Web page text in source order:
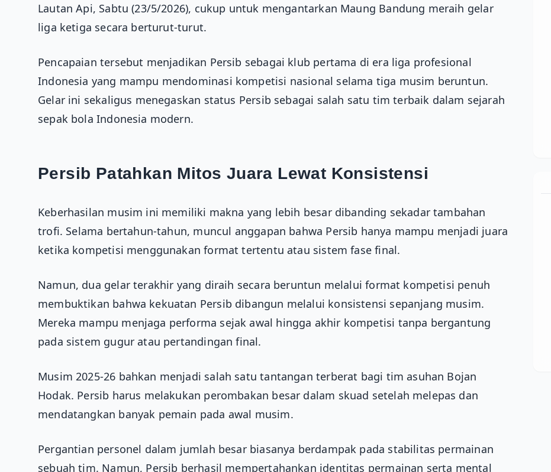
Lautan Api, Sabtu (23/5/2026), cukup untuk mengantarkan Maung Bandung meraih gelar
liga ketiga secara berturut-turut.
Pencapaian tersebut menjadikan Persib sebagai klub pertama di era liga profesional
Indonesia yang mampu mendominasi kompetisi nasional selama tiga musim beruntun.
Gelar ini sekaligus menegaskan status Persib sebagai salah satu tim terbaik dalam sejarah
sepak bola Indonesia modern.
Persib Patahkan Mitos Juara Lewat Konsistensi
Keberhasilan musim ini memiliki makna yang lebih besar dibanding sekadar tambahan
trofi. Selama bertahun-tahun, muncul anggapan bahwa Persib hanya mampu menjadi juara
ketika kompetisi menggunakan format tertentu atau sistem fase final.
Namun, dua gelar terakhir yang diraih secara beruntun melalui format kompetisi penuh
membuktikan bahwa kekuatan Persib dibangun melalui konsistensi sepanjang musim.
Mereka mampu menjaga performa sejak awal hingga akhir kompetisi tanpa bergantung
pada sistem gugur atau pertandingan final.
Musim 2025-26 bahkan menjadi salah satu tantangan terberat bagi tim asuhan Bojan
Hodak. Persib harus melakukan perombakan besar dalam skuad setelah melepas dan
mendatangkan banyak pemain pada awal musim.
Pergantian personel dalam jumlah besar biasanya berdampak pada stabilitas permainan
sebuah tim. Namun, Persib berhasil mempertahankan identitas permainan serta mental